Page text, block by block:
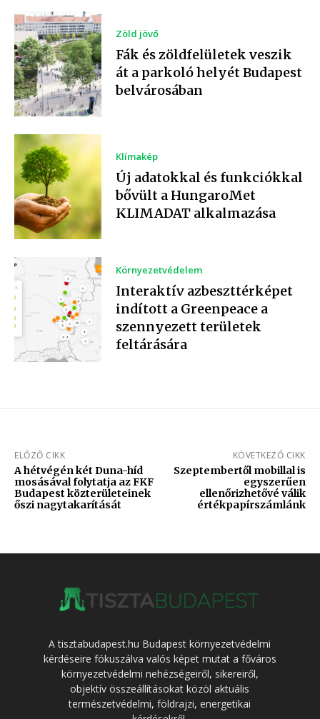
Zöld jövő
Fák és zöldfelületek veszik
át a parkoló helyét Budapest
belvárosában
Klímakép
Új adatokkal és funkciókkal
bővült a HungaroMet
KLIMADAT alkalmazása
Környezetvédelem
Interaktív azbeszttérképet
indított a Greenpeace a
szennyezett területek
feltárására
ELŐZŐ CIKK
A hétvégén két Duna-híd
mosásával folytatja az FKF
Budapest közterületeinek
őszi nagytakarítását
KÖVETKEZŐ CIKK
Szeptembertől mobillal is
egyszerűen
ellenőrizhetővé válik
értékpapírszámlánk
A tisztabudapest.hu Budapest környezetvédelmi
kérdéseire fókuszálva valós képet mutat a főváros
környezetvédelmi nehézségeiről, sikereiről,
objektív összeállításokat közöl aktuális
természetvédelmi, földrajzi, energetikai